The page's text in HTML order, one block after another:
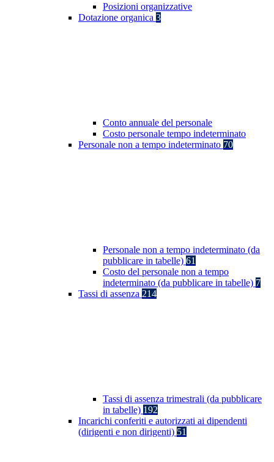
Posizioni organizzative
Dotazione organica 3
Conto annuale del personale
Costo personale tempo indeterminato
Personale non a tempo indeterminato 70
Personale non a tempo indeterminato (da
pubblicare in tabelle) 61
Costo del personale non a tempo
indeterminato (da pubblicare in tabelle) 7
Tassi di assenza 214
Tassi di assenza trimestrali (da pubblicare
in tabelle) 192
Incarichi conferiti e autorizzati ai dipendenti
(dirigenti e non dirigenti) 51